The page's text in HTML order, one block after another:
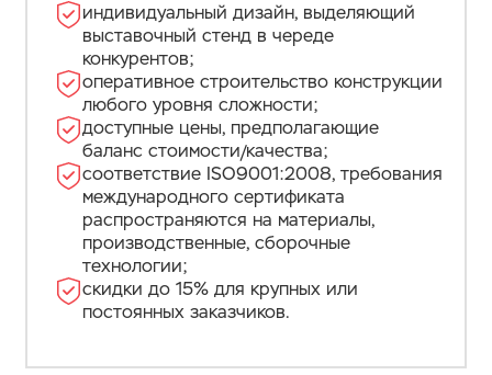
индивидуальный дизайн, выделяющий
выставочный стенд в череде
конкурентов;
оперативное строительство конструкции
любого уровня сложности;
доступные цены, предполагающие
баланс стоимости/качества;
соответствие ISO9001:2008, требования
международного сертификата
распространяются на материалы,
производственные, сборочные
технологии;
скидки до 15% для крупных или
постоянных заказчиков.